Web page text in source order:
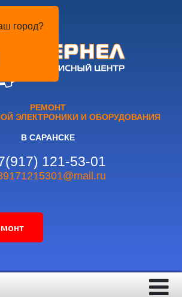
город?
РЕМОНТ
ЭЛЕКТРОНИКИ И ОБОРУДОВАНИЯ
В САРАНСКЕ
121-53-01